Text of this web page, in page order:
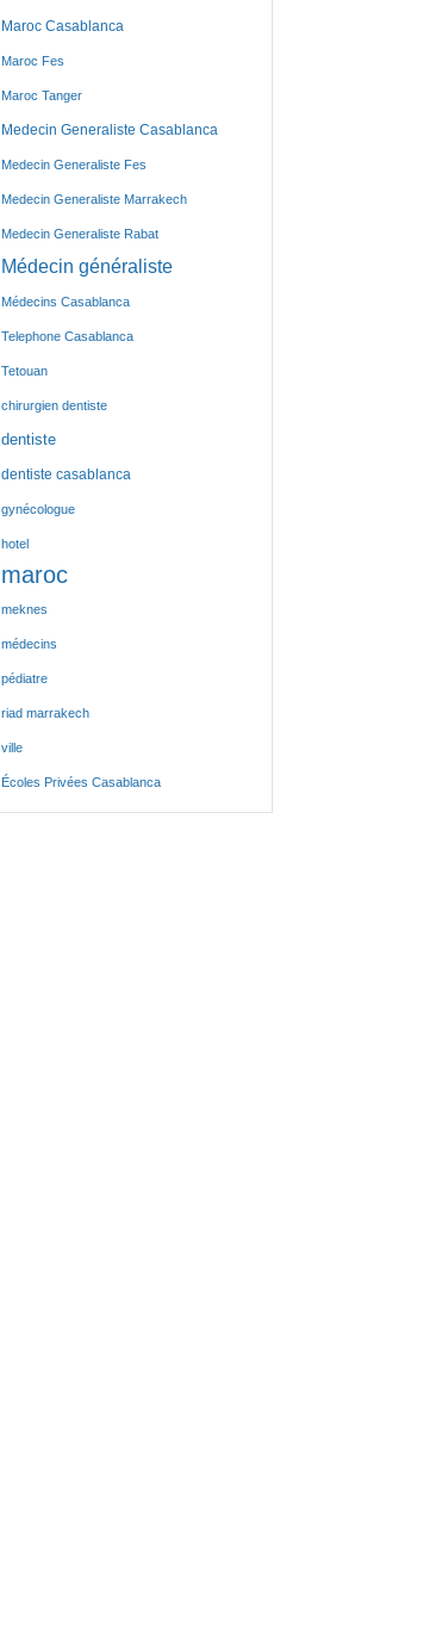
Maroc Casablanca
Maroc Fes
Maroc Tanger
Medecin Generaliste Casablanca
Medecin Generaliste Fes
Medecin Generaliste Marrakech
Medecin Generaliste Rabat
Médecin généraliste
Médecins Casablanca
Telephone Casablanca
Tetouan
chirurgien dentiste
dentiste
dentiste casablanca
gynécologue
hotel
maroc
meknes
médecins
pédiatre
riad marrakech
ville
Écoles Privées Casablanca